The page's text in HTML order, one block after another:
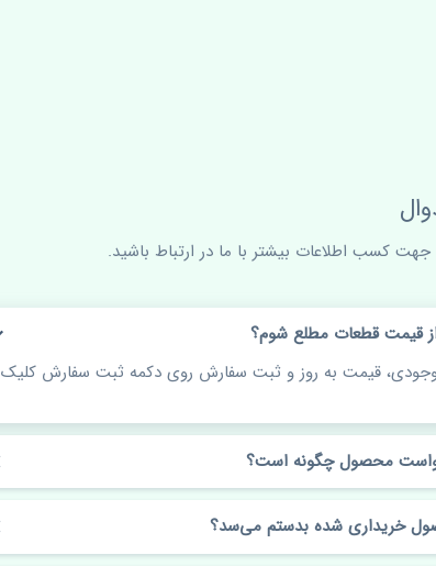
کسب اطلاعات بیشتر با ما در ارتباط باشید.
قیمت قطعات مطلع شوم؟
قیمت به روز و ثبت سفارش روی دکمه ثبت سفارش کلیک
محصول چگونه است؟
خریداری شده بدستم می‌سد؟